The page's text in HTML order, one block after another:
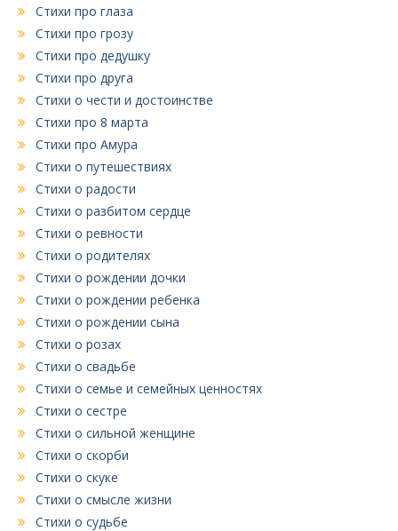
Стихи про глаза
Стихи про грозу
Стихи про дедушку
Стихи про друга
Стихи о чести и достоинстве
Стихи про 8 марта
Стихи про Амура
Стихи о путешествиях
Стихи о радости
Стихи о разбитом сердце
Стихи о ревности
Стихи о родителях
Стихи о рождении дочки
Стихи о рождении ребенка
Стихи о рождении сына
Стихи о розах
Стихи о свадьбе
Стихи о семье и семейных ценностях
Стихи о сестре
Стихи о сильной женщине
Стихи о скорби
Стихи о скуке
Стихи о смысле жизни
Стихи о судьбе